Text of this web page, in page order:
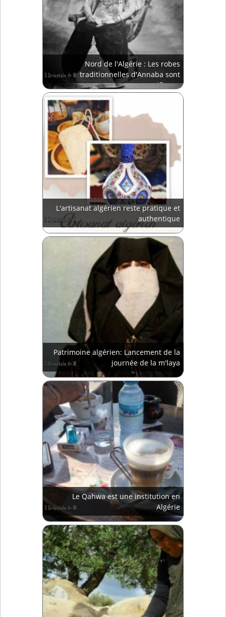
Nord de l'Algérie : Les robes
traditionnelles d'Annaba sont
magnifiques
L'artisanat algérien reste pratique et
authentique
Patrimoine algérien: Lancement de la
journée de la m'laya
Le Qahwa est une institution en
Algérie